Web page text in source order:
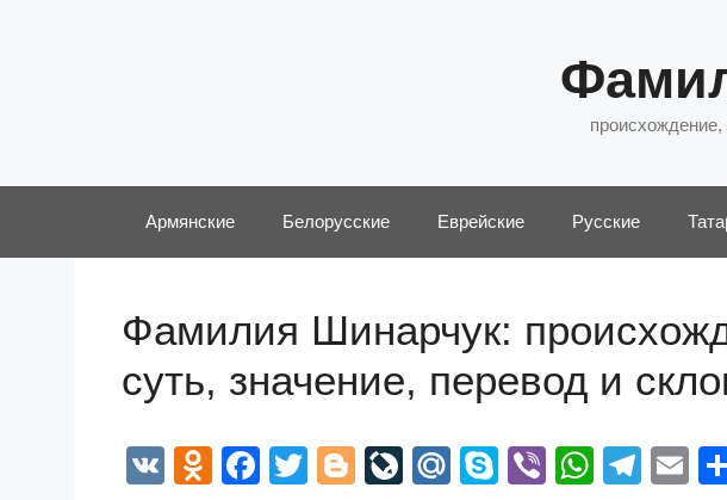
Армянские Белорусские Еврейские Русские
Фамилия Шинарчук:
суть, значение, перевод и
V
O
F
T
Bl
Li
M
S
Vi
W
T
E